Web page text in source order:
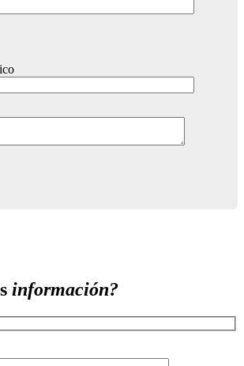
información?